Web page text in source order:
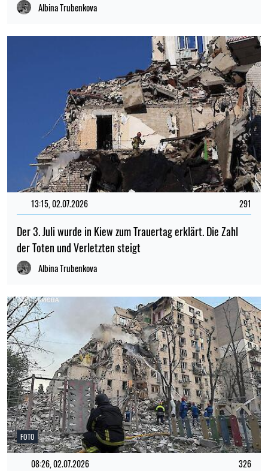
Albina Trubenkova
13:15, 02.07.2026 291
Der 3. Juli wurde in Kiew zum Trauertag erklärt. Die Zahl
der Toten und Verletzten steigt
Albina Trubenkova
FOTO
08:26, 02.07.2026 326